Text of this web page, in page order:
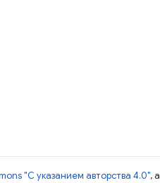
"С указанием авторства 4.0", а